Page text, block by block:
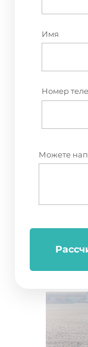
Имя
Номер
Можете